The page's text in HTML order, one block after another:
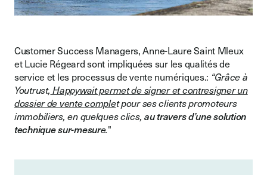
Customer Success Managers, Anne-Laure Saint Mleux
et Lucie Régeard sont impliquées sur les qualités de
service et les processus de vente numériques.: “Grâce à
Youtrust, Happywait permet de signer et contresigner un
dossier de vente complet pour ses clients promoteurs
immobiliers, en quelques clics, au travers d’une solution
technique sur-mesure."